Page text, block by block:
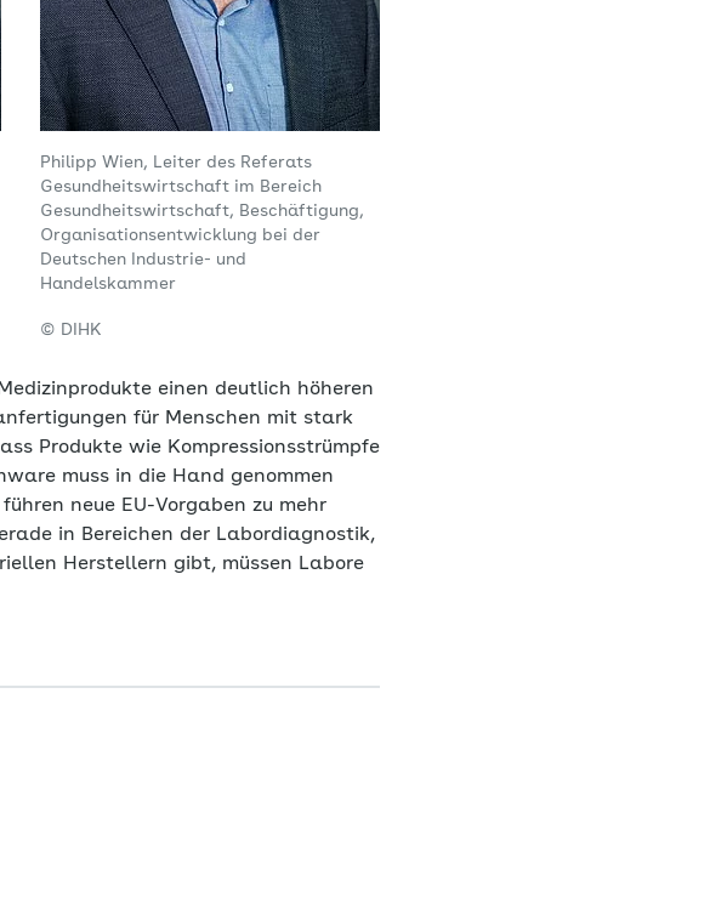
Philipp Wien, Leiter des Referats
Gesundheits­wirtschaft im Bereich
Gesundheitswirtschaft, Beschäftigung,
Organisationsentwicklung bei der
Deutschen Industrie- und
Handelskammer
© DIHK
einen deutlich höheren
für Menschen mit stark
Produkte wie Kompressionsstrümpfe
muss in die Hand genommen
neue EU-Vorgaben zu mehr
in Bereichen der Labordiagnostik,
Herstellern gibt, müssen Labore